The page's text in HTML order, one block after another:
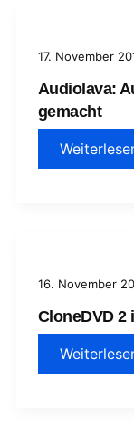
17. November
Audiolava:
gemacht
Audiolava:
leicht
16. November
CloneDVD 2
CloneDVD
2
im